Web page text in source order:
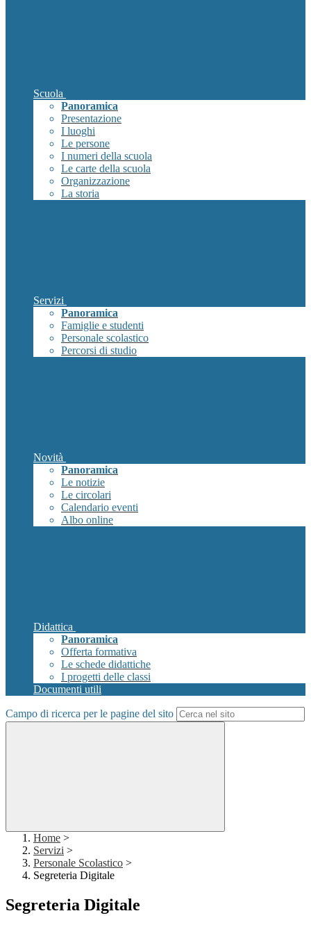
Scuola
Panoramica
Presentazione
I luoghi
Le persone
I numeri della scuola
Le carte della scuola
Organizzazione
La storia
Servizi
Panoramica
Famiglie e studenti
Personale scolastico
Percorsi di studio
Novità
Panoramica
Le notizie
Le circolari
Calendario eventi
Albo online
Didattica
Panoramica
Offerta formativa
Le schede didattiche
I progetti delle classi
Documenti utili
Campo di ricerca per le pagine del sito
Home >
Servizi >
Personale Scolastico >
Segreteria Digitale
Segreteria Digitale